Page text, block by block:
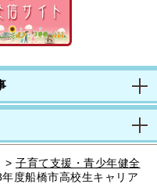
> 子育て支援・青少年健全
度船橋市高校生キャリア